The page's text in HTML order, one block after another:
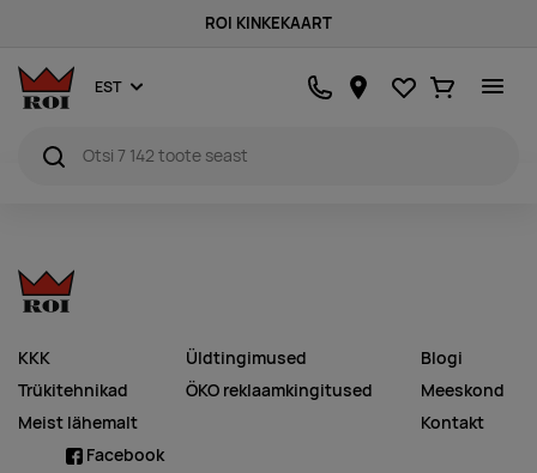
ROI KINKEKAART
EST Lemmikud
Ostukorv
KKK
Trükitehnikad
Meist lähemalt
Üldtingimused
ÖKO reklaamkingitused
Blogi
Meeskond
Kontakt
Facebook